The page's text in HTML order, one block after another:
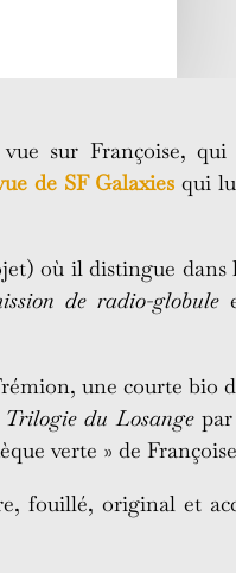
sur Françoise,
de SF Galaxies qui
où il distingue dans
de radio-globule
une courte bio
du Losangepar
verte » de
fouillé, original et